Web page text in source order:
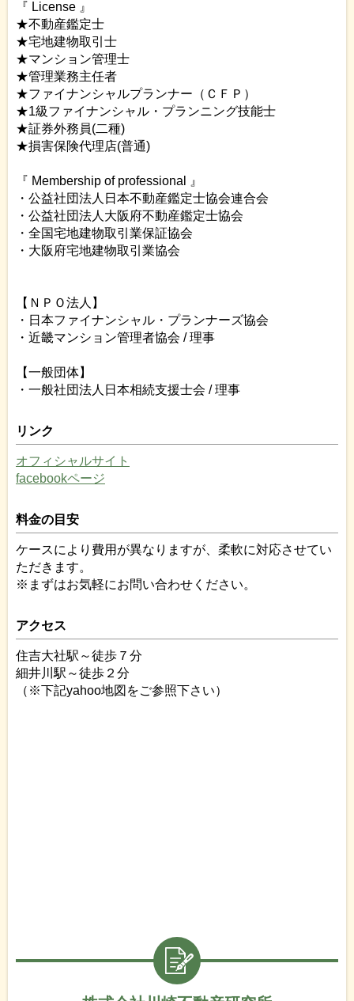
『 License 』
★不動産鑑定士
★宅地建物取引士
★マンション管理士
★管理業務主任者
★ファイナンシャルプランナー（ＣＦＰ）
★1級ファイナンシャル・プランニング技能士
★証券外務員(二種)
★損害保険代理店(普通)
『 Membership of professional 』
・公益社団法人日本不動産鑑定士協会連合会
・公益社団法人大阪府不動産鑑定士協会
・全国宅地建物取引業保証協会
・大阪府宅地建物取引業協会
【ＮＰＯ法人】
・日本ファイナンシャル・プランナーズ協会
・近畿マンション管理者協会 / 理事
【一般団体】
・一般社団法人日本相続支援士会 / 理事
リンク
オフィシャルサイト
facebookページ
料金の目安
ケースにより費用が異なりますが、柔軟に対応させてい
ただきます。
※まずはお気軽にお問い合わせください。
アクセス
住吉大社駅～徒歩７分
細井川駅～徒歩２分
（※下記yahoo地図をご参照下さい）